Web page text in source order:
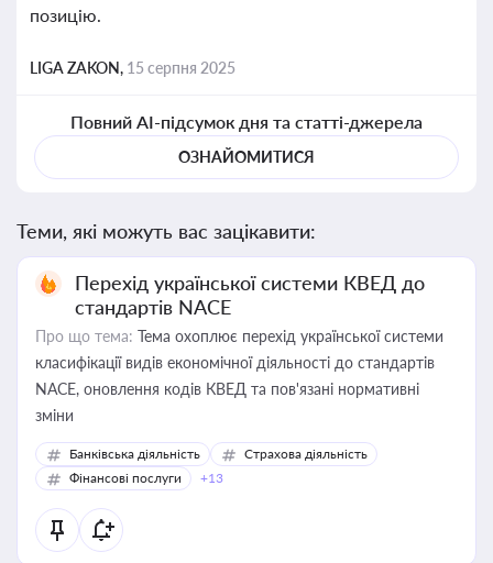
позицію.
LIGA ZAKON, 15 серпня 2025
Повний AI-підсумок дня та статті-джерела
ОЗНАЙОМИТИСЯ
Теми, які можуть вас зацікавити:
Перехід української системи КВЕД до
стандартів NACE
Про що тема: Тема охоплює перехід української системи
класифікації видів економічної діяльності до стандартів
NACE, оновлення кодів КВЕД та пов'язані нормативні
зміни
Банківська діяльність
Страхова діяльність
Фінансові послуги
+13